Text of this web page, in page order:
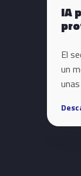
IA
El
un